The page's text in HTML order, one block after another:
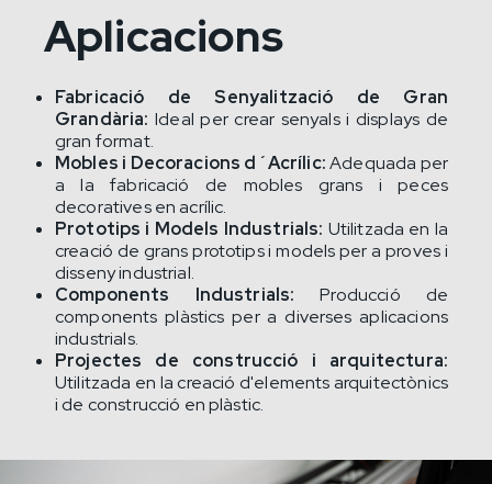
Aplicacions
Fabricació de Senyalització de Gran
Grandària: Ideal per crear senyals i displays de
gran format.
Mobles i Decoracions d´Acrílic:Adequada per
a la fabricació de mobles grans i peces
decoratives en acrílic.
Prototips i Models Industrials: Utilitzada en la
creació de grans prototips i models per a proves i
disseny industrial.
Components Industrials: Producció de
components plàstics per a diverses aplicacions
industrials.
Projectes de construcció i arquitectura:
Utilitzada en la creació d'elements arquitectònics
i de construcció en plàstic.